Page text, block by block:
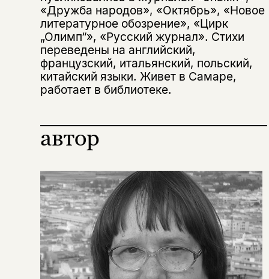
«Дружба народов», «Октябрь», «Новое
литературное обозрение», «Цирк
„Олимп“», «Русский журнал». Стихи
переведены на английский,
французский, итальянский, польский,
китайский языки. Живет в Самаре,
работает в библиотеке.
автор
ссылку
Я соглашаюсь сПолитикой конфиденциальности
Я соглашаюсь с Политикой конфиденциальности
подписаться
несовершеннолетних
Скажите, пожалуйста,
вам уже исполнилось 18 лет?
нет, вернуться назад